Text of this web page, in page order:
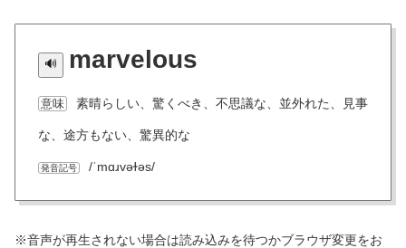
marvelous
意味 素晴らしい、驚くべき、不思議な、並外れた、見事
な、途方もない、驚異的な
発音記号 /ˈmɑɹvəɫəs/
※音声が再生されない場合は読み込みを待つかブラウザ変更をお